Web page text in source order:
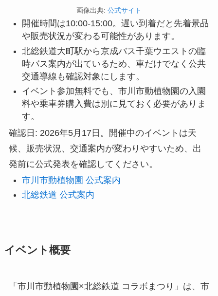
画像出典: 公式サイト
開催時間は10:00-15:00。遅い到着だと先着景品
や販売状況が変わる可能性があります。
北総鉄道大町駅から京成バス千葉ウエストの臨
時バス案内が出ているため、車だけでなく公共
交通導線も確認対象にします。
イベント参加無料でも、市川市動植物園の入園
料や乗車券購入費は別に見ておく必要がありま
す。
確認日: 2026年5月17日。開催中のイベントは天
候、販売状況、交通案内が変わりやすいため、出
発前に公式発表を確認してください。
市川市動植物園 公式案内
北総鉄道 公式案内
イベント概要
「市川市動植物園×北総鉄道 コラボまつり」は、市